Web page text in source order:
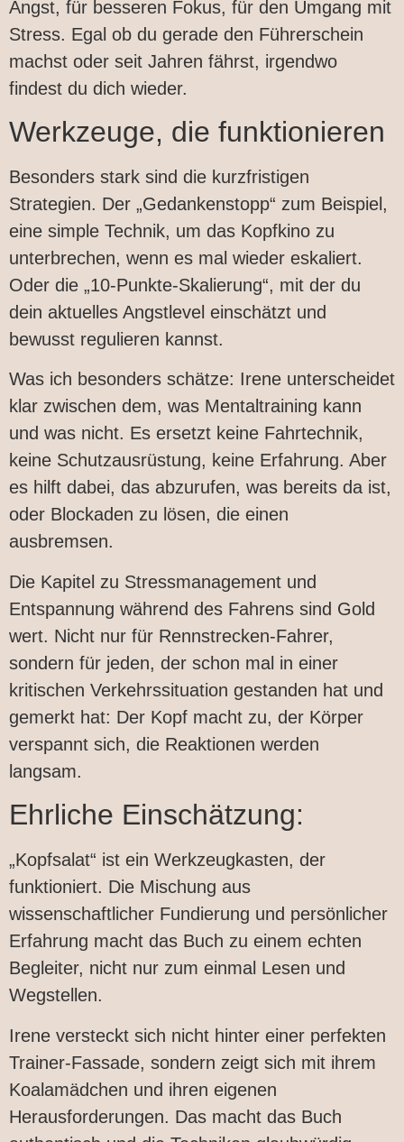
Angst, für besseren Fokus, für den Umgang mit
Stress. Egal ob du gerade den Führerschein
machst oder seit Jahren fährst, irgendwo
findest du dich wieder.
Werkzeuge, die funktionieren
Besonders stark sind die kurzfristigen
Strategien. Der „Gedankenstopp“ zum Beispiel,
eine simple Technik, um das Kopfkino zu
unterbrechen, wenn es mal wieder eskaliert.
Oder die „10-Punkte-Skalierung“, mit der du
dein aktuelles Angstlevel einschätzt und
bewusst regulieren kannst.
Was ich besonders schätze: Irene unterscheidet
klar zwischen dem, was Mentaltraining kann
und was nicht. Es ersetzt keine Fahrtechnik,
keine Schutzausrüstung, keine Erfahrung. Aber
es hilft dabei, das abzurufen, was bereits da ist,
oder Blockaden zu lösen, die einen
ausbremsen.
Die Kapitel zu Stressmanagement und
Entspannung während des Fahrens sind Gold
wert. Nicht nur für Rennstrecken-Fahrer,
sondern für jeden, der schon mal in einer
kritischen Verkehrssituation gestanden hat und
gemerkt hat: Der Kopf macht zu, der Körper
verspannt sich, die Reaktionen werden
langsam.
Ehrliche Einschätzung:
„Kopfsalat“ ist ein Werkzeugkasten, der
funktioniert. Die Mischung aus
wissenschaftlicher Fundierung und persönlicher
Erfahrung macht das Buch zu einem echten
Begleiter, nicht nur zum einmal Lesen und
Wegstellen.
Irene versteckt sich nicht hinter einer perfekten
Trainer-Fassade, sondern zeigt sich mit ihrem
Koalamädchen und ihren eigenen
Herausforderungen. Das macht das Buch